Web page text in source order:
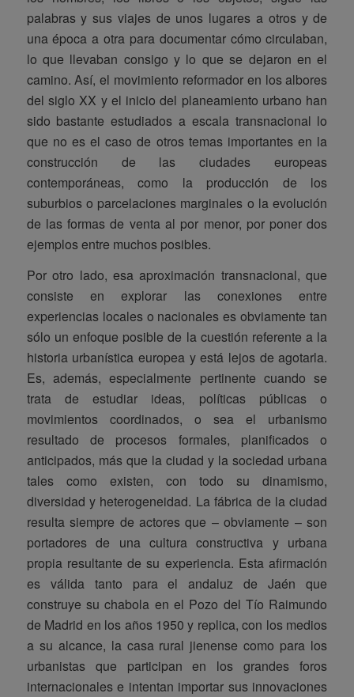
palabras y sus viajes de unos lugares a otros y de
una época a otra para documentar cómo circulaban,
lo que llevaban consigo y lo que se dejaron en el
camino. Así, el movimiento reformador en los albores
del siglo XX y el inicio del planeamiento urbano han
sido bastante estudiados a escala transnacional lo
que no es el caso de otros temas importantes en la
construcción de las ciudades europeas
contemporáneas, como la producción de los
suburbios o parcelaciones marginales o la evolución
de las formas de venta al por menor, por poner dos
ejemplos entre muchos posibles.
Por otro lado, esa aproximación transnacional, que
consiste en explorar las conexiones entre
experiencias locales o nacionales es obviamente tan
sólo un enfoque posible de la cuestión referente a la
historia urbanística europea y está lejos de agotarla.
Es, además, especialmente pertinente cuando se
trata de estudiar ideas, políticas públicas o
movimientos coordinados, o sea el urbanismo
resultado de procesos formales, planificados o
anticipados, más que la ciudad y la sociedad urbana
tales como existen, con todo su dinamismo,
diversidad y heterogeneidad. La fábrica de la ciudad
resulta siempre de actores que – obviamente – son
portadores de una cultura constructiva y urbana
propia resultante de su experiencia. Esta afirmación
es válida tanto para el andaluz de Jaén que
construye su chabola en el Pozo del Tío Raimundo
de Madrid en los años 1950 y replica, con los medios
a su alcance, la casa rural jienense como para los
urbanistas que participan en los grandes foros
internacionales e intentan importar sus innovaciones